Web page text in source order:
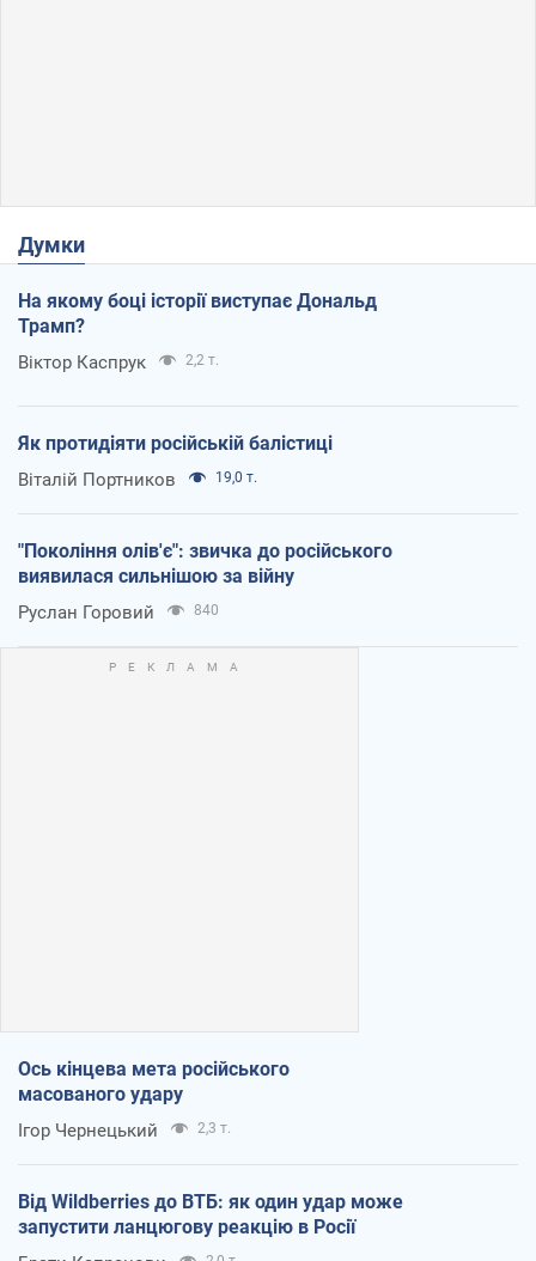
Думки
На якому боці історії виступає Дональд
Трамп?
Віктор Каспрук 2,2 т.
Як протидіяти російській балістиці
Віталій Портников 19,0 т.
"Покоління олів'є": звичка до російського
виявилася сильнішою за війну
Руслан Горовий 840
Ось кінцева мета російського
масованого удару
Ігор Чернецький 2,3 т.
Від Wildberries до ВТБ: як один удар може
запустити ланцюгову реакцію в Росії